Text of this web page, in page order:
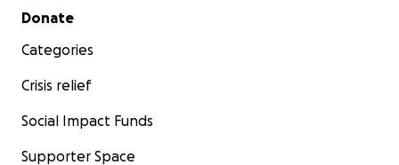
Secondary menu
Donate
Categories
Crisis relief
Social Impact Funds
Supporter Space